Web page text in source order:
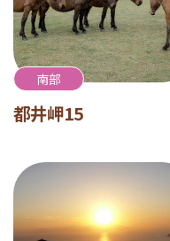
南部
都井岬15